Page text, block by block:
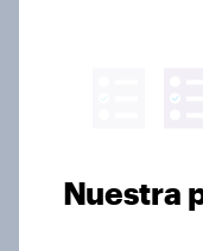
How
increase in
Nuestra